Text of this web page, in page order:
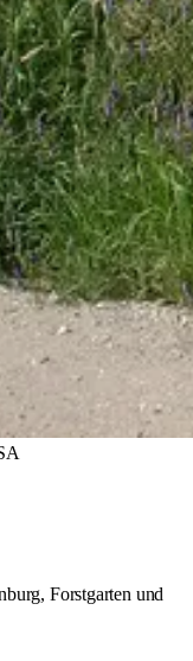
Forstgarten und